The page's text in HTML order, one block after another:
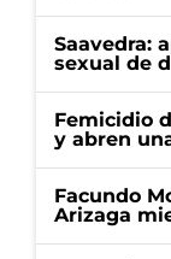
Saavedra:
sexual de
Femicidio
y abren
Facundo
Arizaga